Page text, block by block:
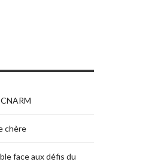
chère
face aux défis du